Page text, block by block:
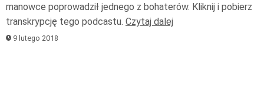
manowce poprowadził jednego z bohaterów. Kliknij i pobierz
transkrypcję tego podcastu. Czytaj dalej
9 lutego 2018